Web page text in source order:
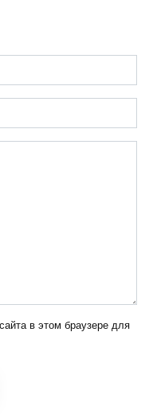
в этом браузере для